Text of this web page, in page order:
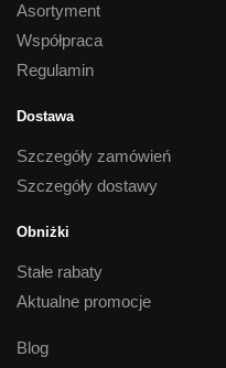
Asortyment
Współpraca
Regulamin
Dostawa
Szczegóły zamówień
Szczegóły dostawy
Obniżki
Stałe rabaty
Aktualne promocje
Blog